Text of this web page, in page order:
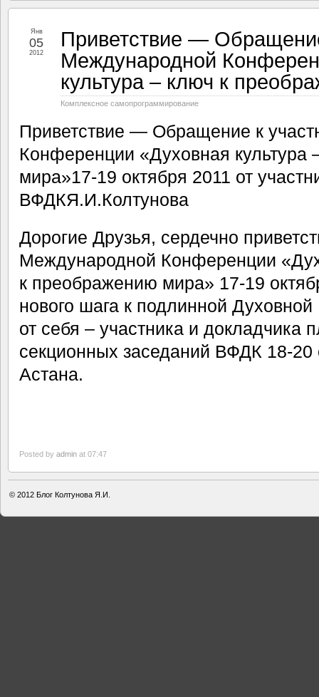
Приветствие —
Международной
культура – ключ к
Комплексное самопрограммирование
Янв
05
2012
Приветствие — Обращение к
Конференции «Духовная культура
мира»17-19 октября 2011 от
ВФДКЯ.И.Колтунова
Дорогие Друзья, сердечно
Международной Конференции
к преображению мира» 17-19
нового шага к подлинной Духовной
от себя – участника и докладчика
секционных заседаний ВФДК 18-20
Астана.
Posted by admin at 07:47
© 2012 Блог Колтунова Я.И.